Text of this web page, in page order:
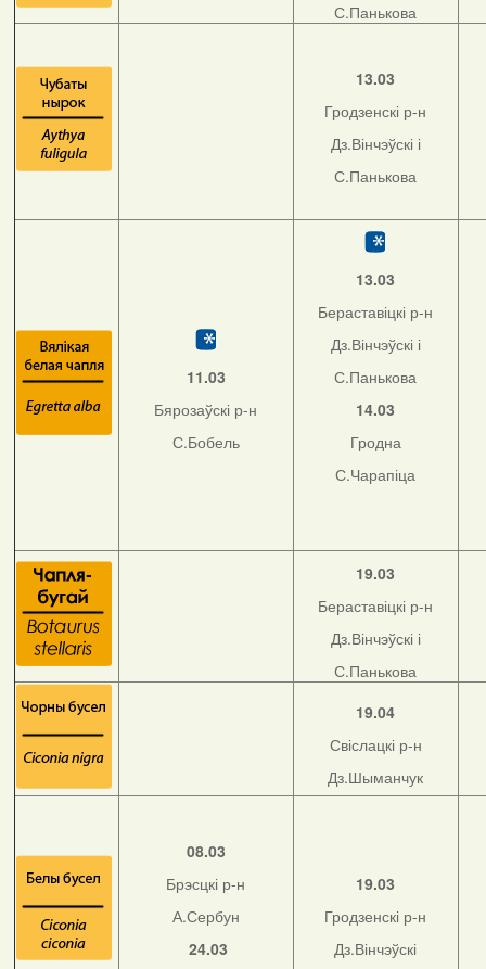
С.Панькова
13.03
Гродзенскі р-н
Дз.Вінчэўскі і
С.Панькова
11.03
Бярозаўскі р-н
С.Бобель
13.03
Бераставіцкі р-н
Дз.Вінчэўскі і
С.Панькова
14.03
Гродна
С.Чарапіца
19.03
Бераставіцкі р-н
Дз.Вінчэўскі і
С.Панькова
19.04
Свіслацкі р-н
Дз.Шыманчук
08.03
Брэсцкі р-н
А.Сербун
24.03
19.03
Гродзенскі р-н
Дз.Вінчэўскі